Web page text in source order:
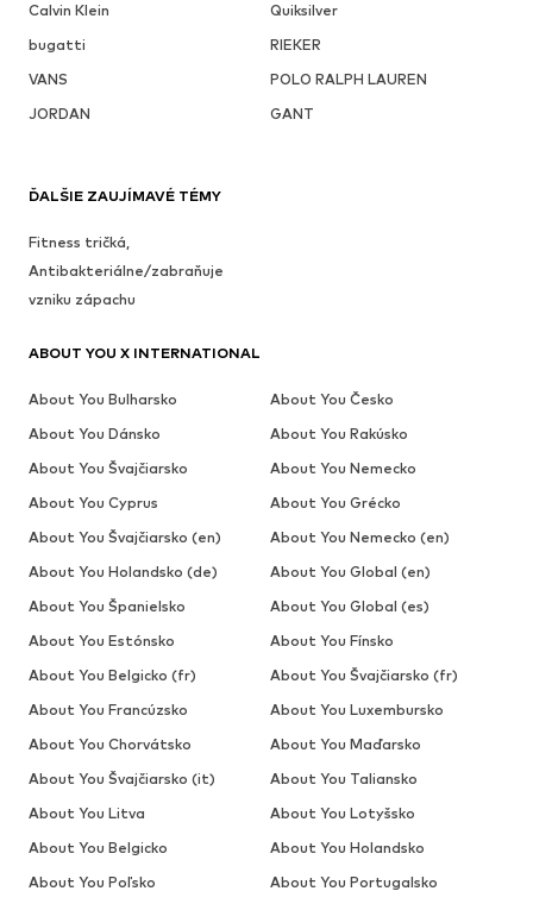
Calvin Klein
Quiksilver
bugatti
RIEKER
VANS
POLO RALPH LAUREN
JORDAN
GANT
ĎALŠIE ZAUJÍMAVÉ TÉMY
Fitness tričká,
Antibakteriálne/zabraňuje
vzniku zápachu
ABOUT YOU X INTERNATIONAL
About You Bulharsko
About You Česko
About You Dánsko
About You Rakúsko
About You Švajčiarsko
About You Nemecko
About You Cyprus
About You Grécko
About You Švajčiarsko (en)
About You Nemecko (en)
About You Holandsko (de)
About You Global (en)
About You Španielsko
About You Global (es)
About You Estónsko
About You Fínsko
About You Belgicko (fr)
About You Švajčiarsko (fr)
About You Francúzsko
About You Luxembursko
About You Chorvátsko
About You Maďarsko
About You Švajčiarsko (it)
About You Taliansko
About You Litva
About You Lotyšsko
About You Belgicko
About You Holandsko
About You Poľsko
About You Portugalsko